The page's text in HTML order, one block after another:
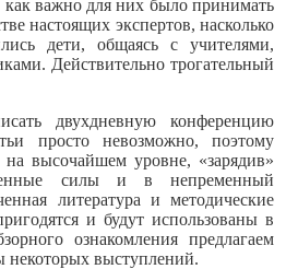
как важно для них было принимать
настоящих экспертов, насколько
дети, общаясь с учителями,
Действительно трогательный
двухдневную конференцию
просто невозможно, поэтому
высочайшем уровне, «зарядив»
силы и в непременный
литература и методические
и будут использованы в
ознакомления предлагаем
выступлений.